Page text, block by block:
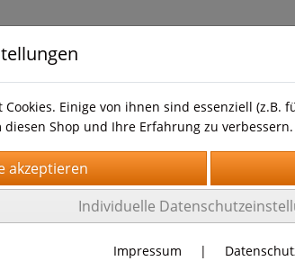
Impressum AGB Kontakt
Cookies. Einige von ihnen sind essenziell (z.B.
Shop und Ihre Erfahrung zu verbessern.
Individuelle
Impressum |